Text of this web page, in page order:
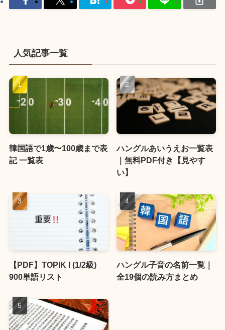
人気記事一覧
韓国語で1歳〜100歳まで表
記 一覧表
ハングルあいうえお一覧表
｜無料PDF付き【見やす
い】
【PDF】TOPIK I (1/2級)
900単語リスト
ハングル子音の名前一覧｜
全19個の読み方まとめ